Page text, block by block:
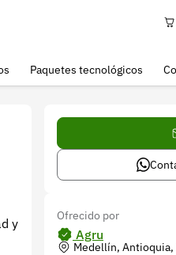
Paquetes tecnológicos
y Ofrecido por
Agru
Medellín, Antioquia,